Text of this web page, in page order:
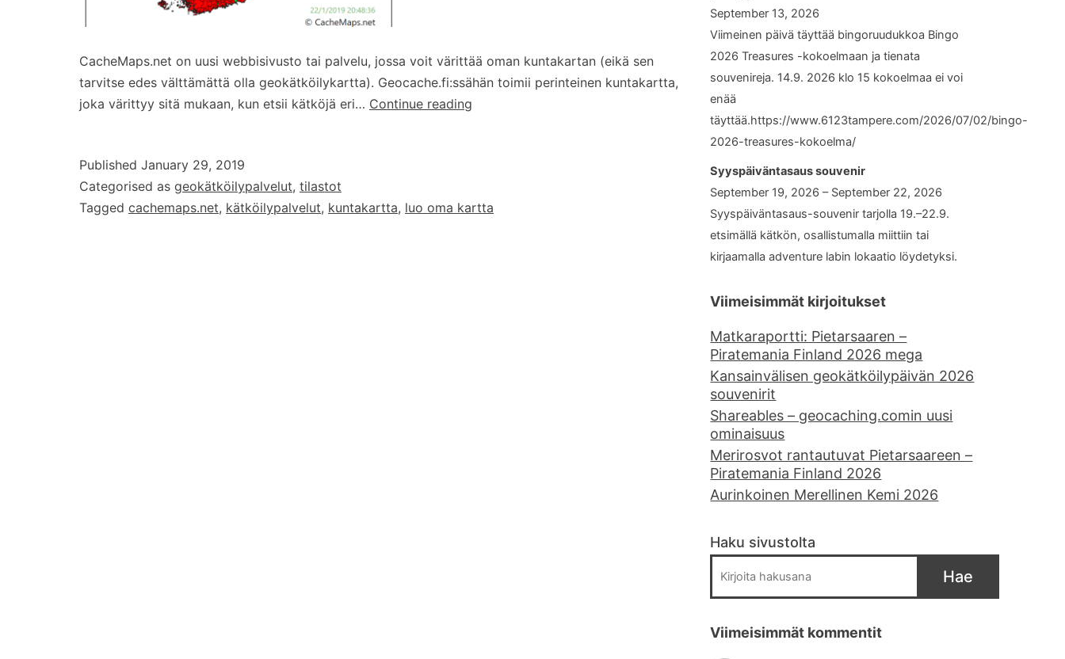
CacheMaps.net on uusi webbisivusto tai palvelu, jossa voit värittää oman kuntakartan (eikä sen
tarvitse edes välttämättä olla geokätköilykartta). Geocache.fi:ssähän toimii perinteinen kuntakartta,
joka värittyy sitä mukaan, kun etsii kätköjä eri… Continue reading
Published January 29, 2019
Categorised as geokätköilypalvelut, tilastot
Tagged cachemaps.net, kätköilypalvelut, kuntakartta, luo oma kartta
September 13, 2026
Viimeinen päivä täyttää bingoruudukkoa Bingo
2026 Treasures -kokoelmaan ja tienata
souvenireja. 14.9. 2026 klo 15 kokoelmaa ei voi
enää
täyttää.https://www.6123tampere.com/2026/07/02/bingo-
2026-treasures-kokoelma/
Syyspäiväntasaus souvenir
September 19, 2026 – September 22, 2026
Syyspäiväntasaus-souvenir tarjolla 19.–22.9.
etsimällä kätkön, osallistumalla miittiin tai
kirjaamalla adventure labin lokaatio löydetyksi.
Viimeisimmät kirjoitukset
Matkaraportti: Pietarsaaren –
Piratemania Finland 2026 mega
Kansainvälisen geokätköilypäivän 2026
souvenirit
Shareables – geocaching.comin uusi
ominaisuus
Merirosvot rantautuvat Pietarsaareen –
Piratemania Finland 2026
Aurinkoinen Merellinen Kemi 2026
Haku sivustolta
Hae
Viimeisimmät kommentit